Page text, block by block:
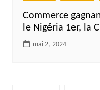
Commerce
le Nigéria 1er, la
mai 2, 2024